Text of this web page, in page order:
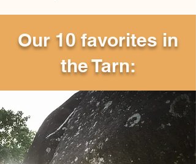
Our 10 favorites in
the Tarn: